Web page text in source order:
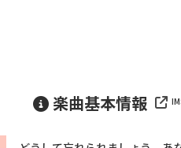
楽曲基本情報